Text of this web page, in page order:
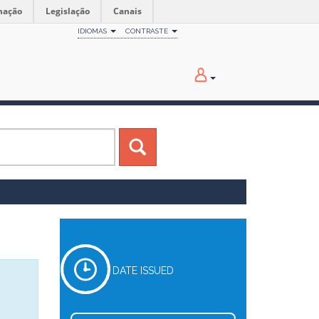
Legislação Canais
IDIOMAS CONTRASTE
DATE ISSUED